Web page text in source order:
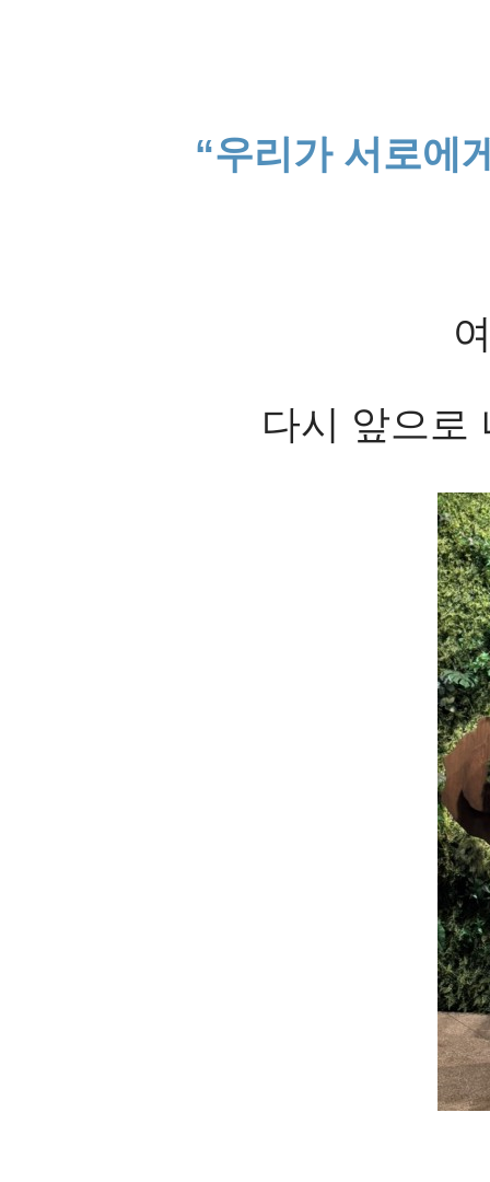
“우리가 서로에
다시 앞으로